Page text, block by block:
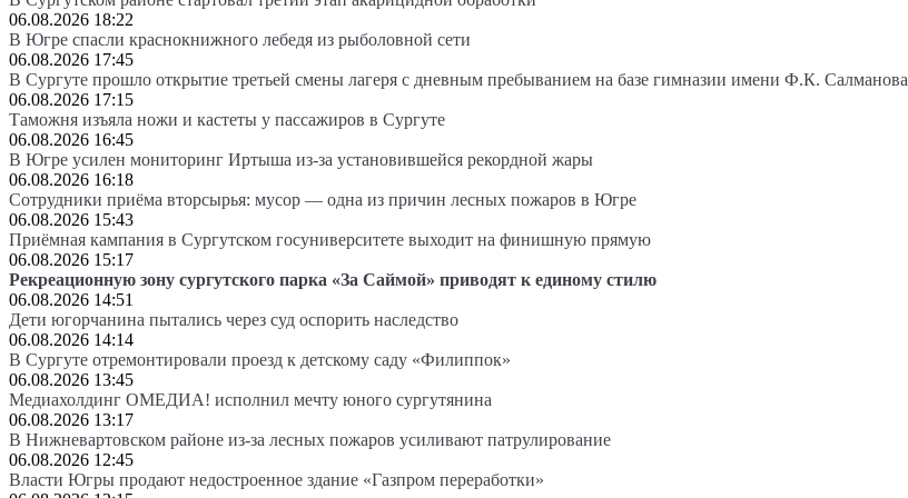
06.08.2026 18:22
В Югре спасли краснокнижного лебедя из рыболовной сети
06.08.2026 17:45
В Сургуте прошло открытие третьей смены лагеря с дневным пребыванием на базе гимназии имени Ф.К. Салманова
06.08.2026 17:15
Таможня изъяла ножи и кастеты у пассажиров в Сургуте
06.08.2026 16:45
В Югре усилен мониторинг Иртыша из-за установившейся рекордной жары
06.08.2026 16:18
Сотрудники приёма вторсырья: мусор — одна из причин лесных пожаров в Югре
06.08.2026 15:43
Приёмная кампания в Сургутском госуниверситете выходит на финишную прямую
06.08.2026 15:17
Рекреационную зону сургутского парка «За Саймой» приводят к единому стилю
06.08.2026 14:51
Дети югорчанина пытались через суд оспорить наследство
06.08.2026 14:14
В Сургуте отремонтировали проезд к детскому саду «Филиппок»
06.08.2026 13:45
Медиахолдинг ОМЕДИА! исполнил мечту юного сургутянина
06.08.2026 13:17
В Нижневартовском районе из-за лесных пожаров усиливают патрулирование
06.08.2026 12:45
Власти Югры продают недостроенное здание «Газпром переработки»